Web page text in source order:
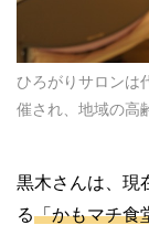
ひろがりサロンは
催され、地域の高
黒木さんは、現
る「かもマチ食